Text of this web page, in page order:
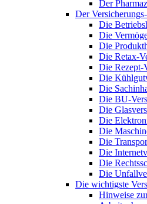
Der
Der
Die
Die
Die
Die Retax-
Die Rezept-
Die
Die
Die BU-
Die
Die
Die
Die
Die
Die
Die
Die wichtigste
Hinweise